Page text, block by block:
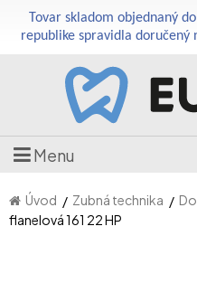
Tovar skladom objednaný
republike spravidla doručený
Menu
Úvod Zubná technika
flanelová 161 22 HP